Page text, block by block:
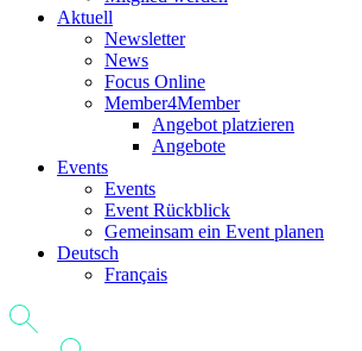
Aktuell
Newsletter
News
Focus Online
Member4Member
Angebot platzieren
Angebote
Events
Events
Event Rückblick
Gemeinsam ein Event planen
Deutsch
Français